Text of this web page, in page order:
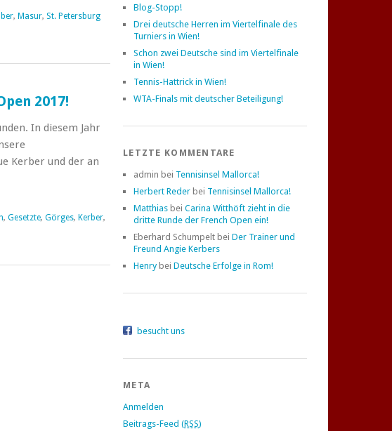
, Masur, St. Petersburg
2017!
In diesem Jahr
Kerber und der an
, Gesetzte, Görges, Kerber,
Blog-Stopp!
Drei deutsche Herren im Viertelfinale des
Turniers in Wien!
Schon zwei Deutsche sind im Viertelfinale
in Wien!
Tennis-Hattrick in Wien!
WTA-Finals mit deutscher Beteiligung!
LETZTE KOMMENTARE
admin bei Tennisinsel Mallorca!
Herbert Reder bei Tennisinsel Mallorca!
Matthias bei Carina Witthöft zieht in die
dritte Runde der French Open ein!
Eberhard Schumpelt bei Der Trainer und
Freund Angie Kerbers
Henry bei Deutsche Erfolge in Rom!
besucht uns
META
Anmelden
Beitrags-Feed (RSS)